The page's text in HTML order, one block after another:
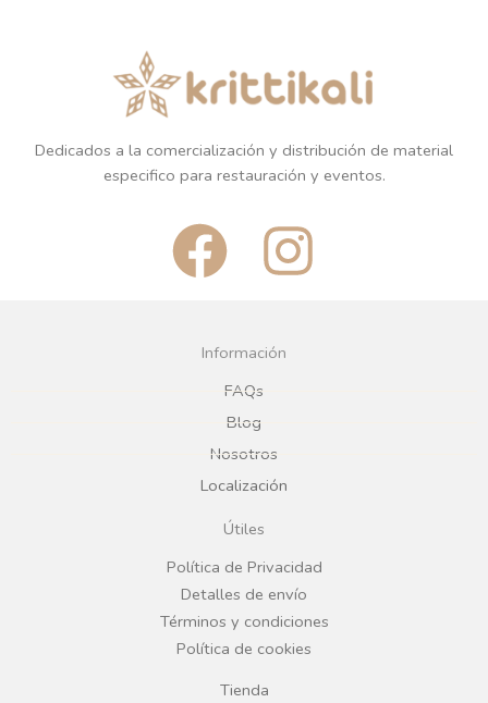
Dedicados a la comercialización y distribución de material
especifico para restauración y eventos.
F
a
c
e
b
o
o
k
I
n
g
r
a
Información
FAQs
Blog
Nosotros
Localización
Útiles
Política de Privacidad
Detalles de envío
Términos y condiciones
Política de cookies
Tienda